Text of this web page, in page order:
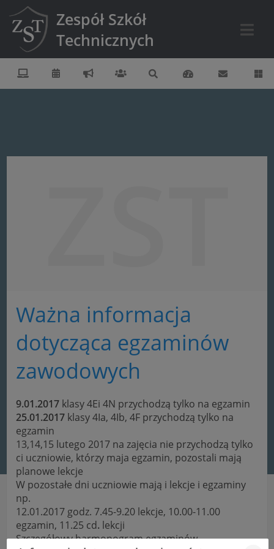
Zespół Szkół
Technicznych
Ważna informacja
dotycząca egzaminów
zawodowych
9.01.2017 klasy 4Ei 4N przychodzą tylko na egzamin
25.01.2017 klasy 4Ia, 4Ib, 4F przychodzą tylko na
egzamin
13,14,15 lutego 2017 na zajęcia nie przychodzą tylko
ci uczniowie, którzy maja egzamin, pozostali mają
planowe lekcje
W pozostałe dni uczniowie mają i lekcje i egzaminy
np.
12.01.2017 godz. 7.45-9.20 lekcje, 10.00-11.00
egzamin, 11.25 cd. lekcji
Szczegółowy harmonogram egzaminów